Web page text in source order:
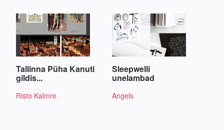
Tallinna Püha Kanuti
gildis...
Risto Kalmre
Sleepwelli
unelambad
Angels